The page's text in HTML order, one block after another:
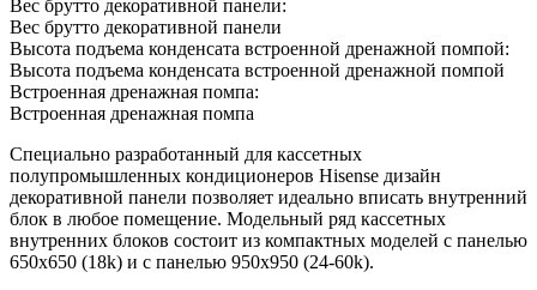
Вес брутто декоративной панели:
Вес брутто декоративной панели
Высота подъема конденсата встроенной дренажной помпой:
Высота подъема конденсата встроенной дренажной помпой
Встроенная дренажная помпа:
Встроенная дренажная помпа
Специально разработанный для кассетных
полупромышленных кондиционеров Hisense дизайн
декоративной панели позволяет идеально вписать внутренний
блок в любое помещение. Модельный ряд кассетных
внутренних блоков состоит из компактных моделей с панелью
650х650 (18k) и с панелью 950х950 (24-60k).